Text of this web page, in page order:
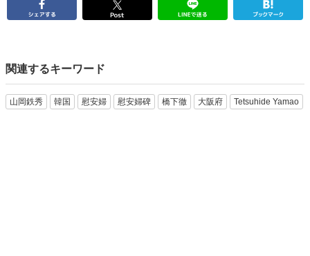
関連するキーワード
山岡鉄秀 韓国 慰安婦 慰安婦碑 橋下徹 大阪府 Tetsuhide Yamao